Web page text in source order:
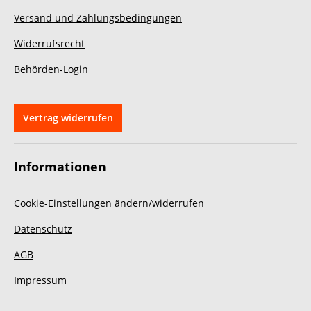
Service!
Versand und Zahlungsbedingungen
Widerrufsrecht
Behörden-Login
Vertrag widerrufen
Informationen
Cookie-Einstellungen ändern/widerrufen
Datenschutz
AGB
Impressum